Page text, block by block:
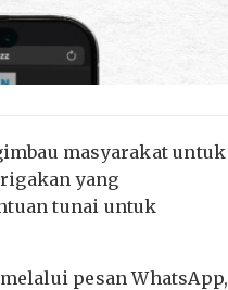
masyarakat untuk
yang
tunai untuk
pesan WhatsApp,